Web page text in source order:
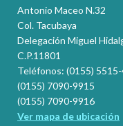
Antonio Maceo N.32
Col. Tacubaya
Delegación Miguel
C.P.11801
Teléfonos: (0155)
(0155) 7090-9915
(0155) 7090-9916
Ver mapa de ubicación